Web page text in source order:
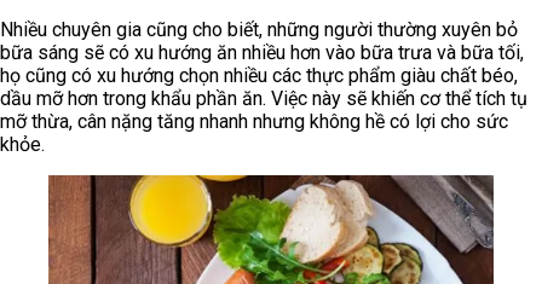
Nhiều chuyên gia cũng cho biết, những người thường xuyên bỏ
bữa sáng sẽ có xu hướng ăn nhiều hơn vào bữa trưa và bữa tối,
họ cũng có xu hướng chọn nhiều các thực phẩm giàu chất béo,
dầu mỡ hơn trong khẩu phần ăn. Việc này sẽ khiến cơ thể tích tụ
mỡ thừa, cân nặng tăng nhanh nhưng không hề có lợi cho sức
khỏe.